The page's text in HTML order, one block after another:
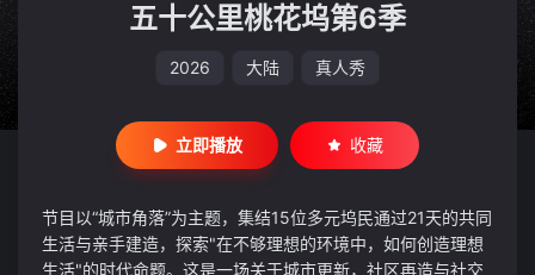
五十公里桃花坞第6季
2026 大陆 真人秀
立即播放 收藏
节目以“城市角落”为主题，集结15位多元坞民通过21天的共同
生活与亲手建造，探索"在不够理想的环境中，如何创造理想
生活"的时代命题。这是一场关于城市更新，社区再造与社交